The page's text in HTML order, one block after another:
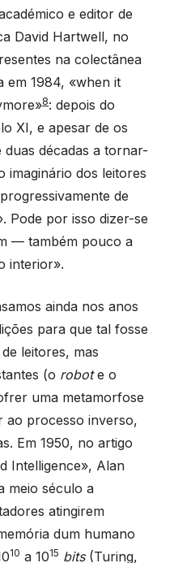
e editor de
David Hartwell, no
na colectânea
em 1984, «when it
8: depois do
XI, e apesar de os
duas décadas a tornar-
imaginário dos leitores
de
Pode por isso dizer-se
— também pouco a
interior».
ainda nos anos
para que tal fosse
leitores, mas
(o robote o
uma metamorfose
ao processo inverso,
Em 1950, no artigo
Intelligence», Alan
meio século a
atingirem
dum humano
10 a 1015 bits(Turing,